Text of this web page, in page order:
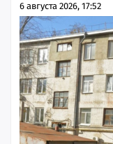
6 августа 2026, 17:52